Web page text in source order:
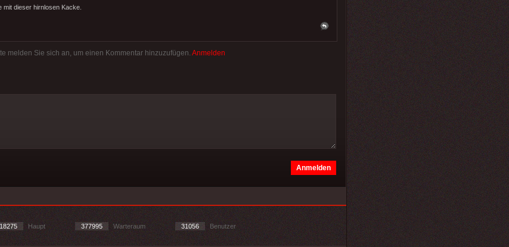
mit dieser hirnlosen Kacke.
melden Sie sich an, um einen Kommentar hinzuzufügen. Anmelden
Haupt 377995 Warteraum 31056 Benutzer